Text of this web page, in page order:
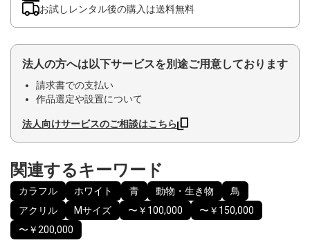
お試しレンタル後の購入は送料無料
法人の方へは以下サービスを別途ご用意しております
請求書での支払い
作品選定や設置について
法人向けサービスのご相談はこちら
関連するキーワード
カラフル ホワイト 青 動物・生き物
鳥
アクリル
Mサイズ 〜￥100,000
〜￥150,000
〜￥200,000